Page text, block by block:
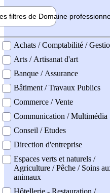
filtres de Domaine pro
professionel
Achats / Comptabilité /
Arts / Artisanat d'art
Banque / Assurance
Bâtiment / Travaux Publics
Commerce / Vente
Communication / Multimédia
Conseil / Etudes
Direction d'entreprise
Espaces verts et naturels /
Agriculture / Pêche / Soins
animaux
Hôtellerie - Restauration /